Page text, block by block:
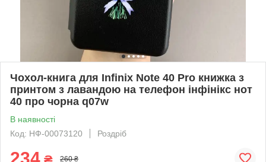
Чохол-книга для Infinix Note 40 Pro книжка з
принтом з лавандою на телефон інфінікс нот
40 про чорна q07w
В наявності
Код: НФ-00073120
Роздріб
234 260 ₴